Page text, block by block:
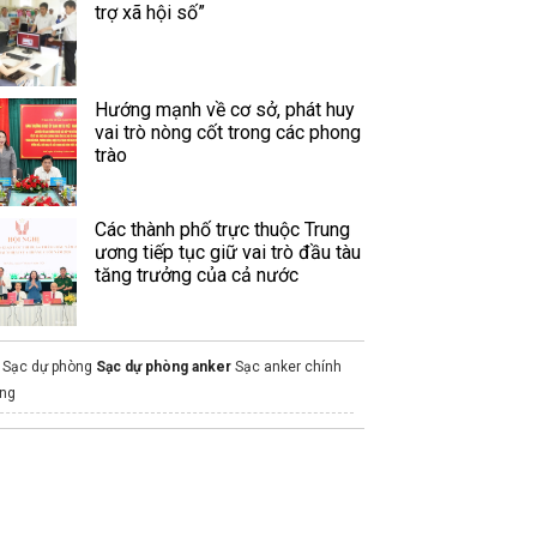
trợ xã hội số”
Hướng mạnh về cơ sở, phát huy
vai trò nòng cốt trong các phong
trào
Các thành phố trực thuộc Trung
ương tiếp tục giữ vai trò đầu tàu
tăng trưởng của cả nước
Sạc dự phòng Sạc dự phòng anker Sạc anker chính